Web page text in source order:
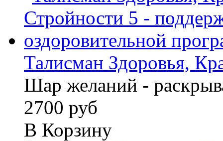
Талисман Здоровья,
Шар желаний -
2700 руб
В Корзину